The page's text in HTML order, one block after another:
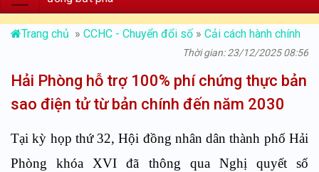
Trang chủ » CCHC - Chuyển đổi số » Cải cách hành chính
Thời gian: 23/12/2025 08:56
Hải Phòng hỗ trợ 100% phí chứng thực bản
sao điện tử từ bản chính đến năm 2030
Tại kỳ họp thứ 32, Hội đồng nhân dân thành phố Hải
Phòng khóa XVI đã thông qua Nghị quyết số